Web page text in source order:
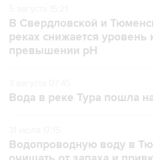
В Свердловской и
реках снижается уровень
превышении рН
Вода в реке Тура пошла
Водопроводную воду в